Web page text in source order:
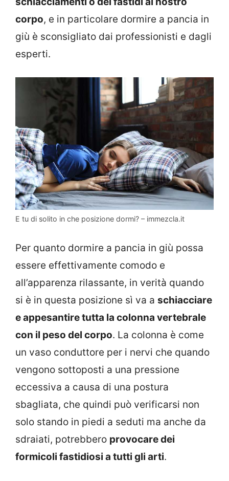
corpo, e in particolare dormire a pancia in
giù è sconsigliato dai professionisti e dagli
esperti.
E tu di solito in che posizione dormi? – immezcla.it
Per quanto dormire a pancia in giù possa
essere effettivamente comodo e
all’apparenza rilassante, in verità quando
si è in questa posizione sì va a schiacciare
e appesantire tutta la colonna vertebrale
con il peso del corpo. La colonna è come
un vaso conduttore per i nervi che quando
vengono sottoposti a una pressione
eccessiva a causa di una postura
sbagliata, che quindi può verificarsi non
solo stando in piedi a seduti ma anche da
sdraiati, potrebbero provocare dei
formicoli fastidiosi a tutti gli arti.